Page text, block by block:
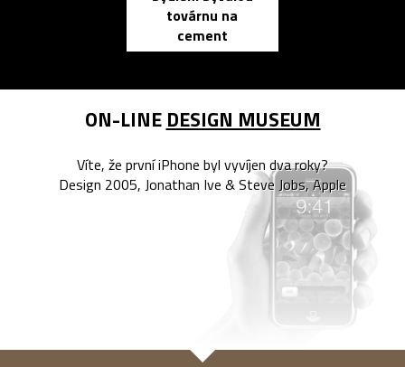
továrnu na
cement
ON-LINE DESIGN MUSEUM
Víte, že první iPhone byl vyvíjen dva roky?
Design 2005, Jonathan Ive & Steve Jobs, Apple